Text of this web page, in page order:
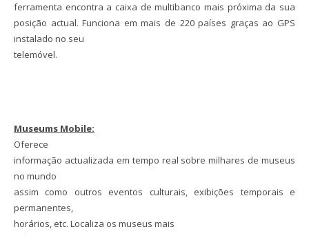
ferramenta encontra a caixa de multibanco mais próxima da sua
posição actual. Funciona em mais de 220 países graças ao GPS
instalado no seu
telemóvel.
Museums Mobile:
Oferece
informação actualizada em tempo real sobre milhares de museus
no mundo
assim como outros eventos culturais, exibições temporais e
permanentes,
horários, etc. Localiza os museus mais